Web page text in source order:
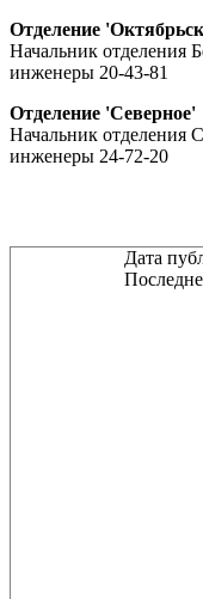
Отделение
Начальник отделения
инженеры 20-43-81
Отделение 'Северное'
Начальник отделения
инженеры 24-72-20
Дата